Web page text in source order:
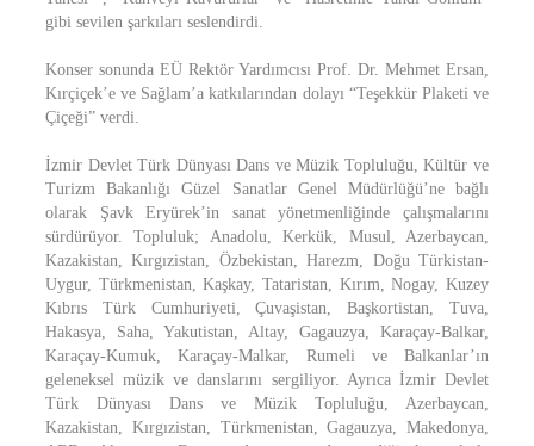
gibi sevilen şarkıları seslendirdi.
Konser sonunda EÜ Rektör Yardımcısı Prof. Dr. Mehmet Ersan,
Kırçiçek’e ve Sağlam’a katkılarından dolayı “Teşekkür Plaketi ve
Çiçeği” verdi.
İzmir Devlet Türk Dünyası Dans ve Müzik Topluluğu, Kültür ve
Turizm Bakanlığı Güzel Sanatlar Genel Müdürlüğü’ne bağlı
olarak Şavk Eryürek’in sanat yönetmenliğinde çalışmalarını
sürdürüyor. Topluluk; Anadolu, Kerkük, Musul, Azerbaycan,
Kazakistan, Kırgızistan, Özbekistan, Harezm, Doğu Türkistan-
Uygur, Türkmenistan, Kaşkay, Tataristan, Kırım, Nogay, Kuzey
Kıbrıs Türk Cumhuriyeti, Çuvaşistan, Başkortistan, Tuva,
Hakasya, Saha, Yakutistan, Altay, Gagauzya, Karaçay-Balkar,
Karaçay-Kumuk, Karaçay-Malkar, Rumeli ve Balkanlar’ın
geleneksel müzik ve danslarını sergiliyor. Ayrıca İzmir Devlet
Türk Dünyası Dans ve Müzik Topluluğu, Azerbaycan,
Kazakistan, Kırgızistan, Türkmenistan, Gagauzya, Makedonya,